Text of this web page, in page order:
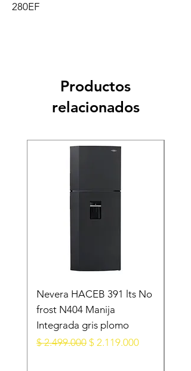
280EF
Productos
relacionados
Nevera HACEB 391 lts No
frost N404 Manija
Integrada gris plomo
Precio
$ 2.499.000 Precio de oferta
$ 2.119.000